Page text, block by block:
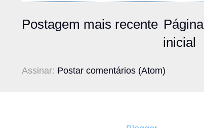
Postagem mais recente Página
inicial
Assinar: Postar comentários (Atom)